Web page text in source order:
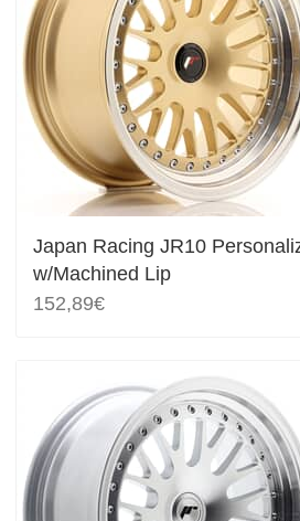
Japan Racing JR10
w/Machined Lip
152,89€